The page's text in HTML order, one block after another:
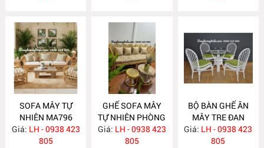
SOFA MÂY TỰ
NHIÊN MA796
Giá: LH - 0938 423
805
GHẾ SOFA MÂY
TỰ NHIÊN PHÒNG
KHÁCH MA795
Giá: LH - 0938 423
805
BỘ BÀN GHẾ ĂN
MÂY TRE ĐAN
MA784
Giá: LH - 0938 423
805